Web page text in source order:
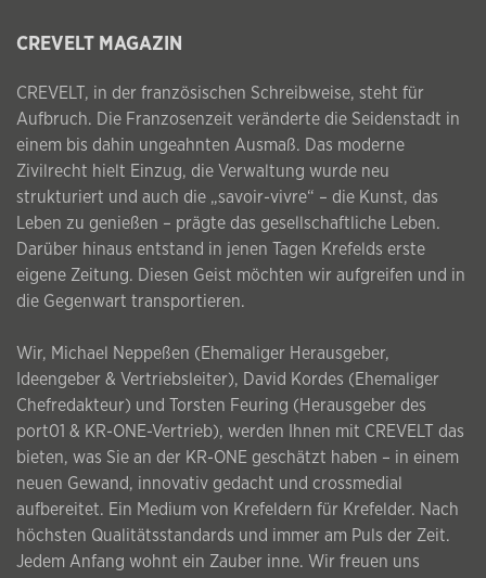
CREVELT MAGAZIN
CREVELT, in der französischen Schreibweise, steht für
Aufbruch. Die Franzosenzeit veränderte die Seidenstadt in
einem bis dahin ungeahnten Ausmaß. Das moderne
Zivilrecht hielt Einzug, die Verwaltung wurde neu
strukturiert und auch die „savoir-vivre“ – die Kunst, das
Leben zu genießen – prägte das gesellschaftliche Leben.
Darüber hinaus entstand in jenen Tagen Krefelds erste
eigene Zeitung. Diesen Geist möchten wir aufgreifen und in
die Gegenwart transportieren.
Wir, Michael Neppeßen (Ehemaliger Herausgeber,
Ideengeber & Vertriebsleiter), David Kordes (Ehemaliger
Chefredakteur) und Torsten Feuring (Herausgeber des
port01 & KR-ONE-Vertrieb), werden Ihnen mit CREVELT das
bieten, was Sie an der KR-ONE geschätzt haben – in einem
neuen Gewand, innovativ gedacht und crossmedial
aufbereitet. Ein Medium von Krefeldern für Krefelder. Nach
höchsten Qualitätsstandards und immer am Puls der Zeit.
Jedem Anfang wohnt ein Zauber inne. Wir freuen uns